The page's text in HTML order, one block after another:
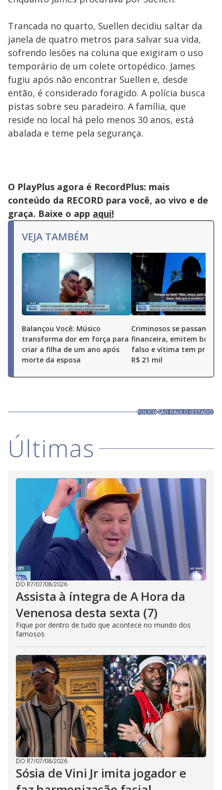
Trancada no quarto, Suellen decidiu saltar da
janela de quatro metros para salvar sua vida,
sofrendo lesões na coluna que exigiram o uso
temporário de um colete ortopédico. James
fugiu após não encontrar Suellen e, desde
então, é considerado foragido. A polícia busca
pistas sobre seu paradeiro. A família, que
reside no local há pelo menos 30 anos, está
abalada e teme pela segurança.
O PlayPlus agora é RecordPlus: mais
conteúdo da RECORD para você, ao vivo e de
graça. Baixe o app aqui!
VEJA TAMBÉM
Balançou Você: Músico
transforma dor em força para
criar a filha de um ano após
morte da esposa
Criminosos se passam por
financeira, emitem boleto
falso e vítima tem
R$ 21 mil
POLÍCIASÃO PAULO (ESTADO)
Últimas
DO R7/07/08/2026
Assista à íntegra de A Hora da
Venenosa desta sexta (7)
Fique por dentro de tudo que acontece no mundo dos
famosos
DO R7/07/08/2026
Sósia de Vini Jr imita jogador e